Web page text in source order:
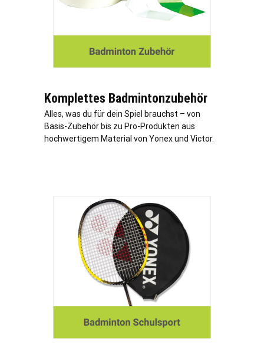
Komplettes Badmintonzubehör
Alles, was du für dein Spiel brauchst – von
Basis-Zubehör bis zu Pro-Produkten aus
hochwertigem Material von Yonex und Victor.